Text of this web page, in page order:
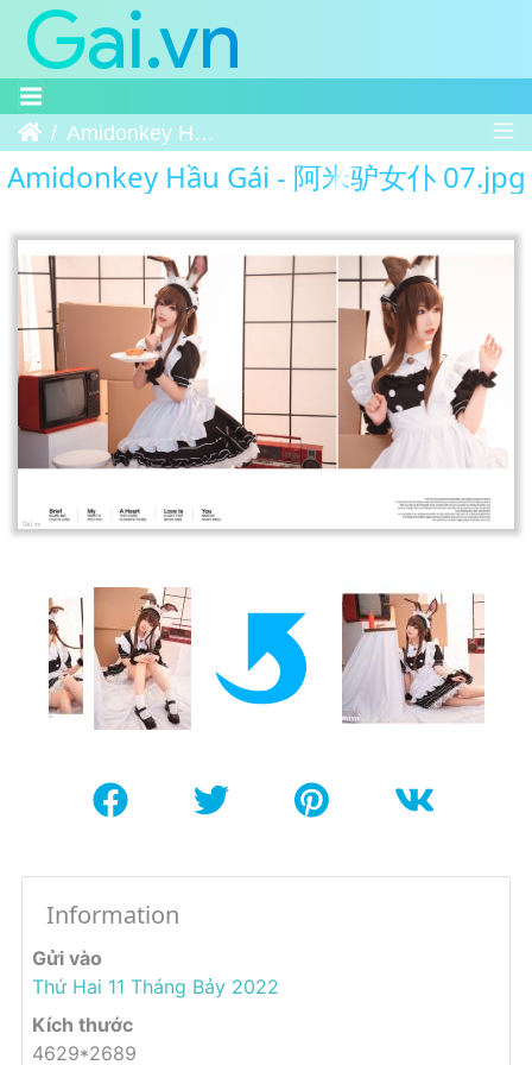
Trang chủAmidonkey Hầu Gái - 阿米驴女仆 07
Amidonkey Hầu Gái - 阿米驴女仆 07.jpg
Information
Gửi vào
Thứ Hai 11 Tháng Bảy 2022
Kích thước
4629*2689